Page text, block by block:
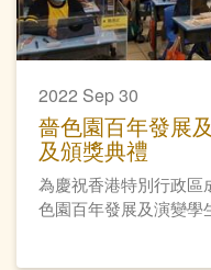
2022 Sep 30
嗇色園百年發展
及頒獎典禮
為慶祝香港特別行政區
色園百年發展及演變學